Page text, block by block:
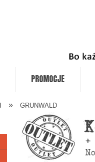
PROMOCJE
» GRUNWALD